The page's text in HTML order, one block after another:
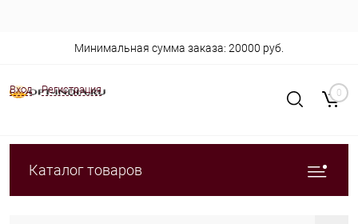
Вход Регистрация
Минимальная сумма заказа: 20000 руб.
0
Каталог товаров